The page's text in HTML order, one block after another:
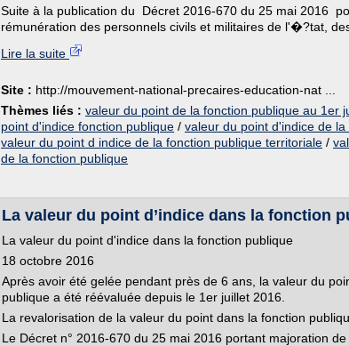
Suite à la publication du Décret 2016-670 du 25 mai 2016
rémunération des personnels civils et militaires de l'�?tat,
Lire la suite
Site : http://mouvement-national-precaires-education-nat ...
Thèmes liés : valeur du point de la fonction publique au 1er
point d'indice fonction publique / valeur du point d'indice de
valeur du point d indice de la fonction publique territoriale /
de la fonction publique
La valeur du point d’indice dans la fonction
La valeur du point d'indice dans la fonction publique
18 octobre 2016
Après avoir été gelée pendant près de 6 ans, la valeur du
publique a été réévaluée depuis le 1er juillet 2016.
La revalorisation de la valeur du point dans la fonction
Le Décret n° 2016-670 du 25 mai 2016 portant majoration